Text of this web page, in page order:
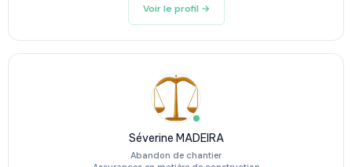
Voir le profil →
Séverine MADEIRA
Abandon de chantier